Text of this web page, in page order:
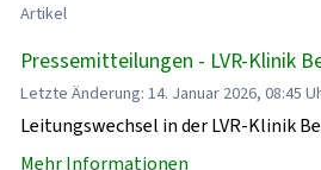
Artikel
Pressemitteilungen - LVR-Klinik
Letzte Änderung: 14. Januar 2026, 08:45
Leitungswechsel in der LVR-Klinik
Mehr Informationen